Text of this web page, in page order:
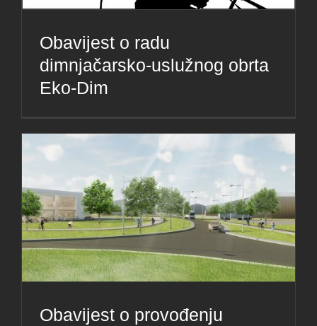
Obavijest o radu
dimnjačarsko-uslužnog obrta
Eko-Dim
Obavijest o provođenju